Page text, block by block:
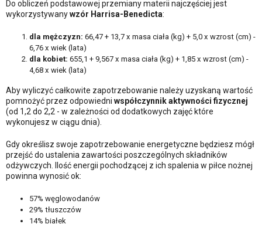
Do obliczeń podstawowej przemiany materii najczęściej jest
wykorzystywanywzór Harrisa-Benedicta:
dla mężczyzn: 66,47 + 13,7 x masa ciała (kg) + 5,0 x wzrost (cm) -
6,76 x wiek (lata)
dla kobiet: 655,1 + 9,567 x masa ciała (kg) + 1,85 x wzrost (cm) -
4,68 x wiek (lata)
Aby wyliczyć całkowite zapotrzebowanie należy uzyskaną wartość
pomnożyć przez odpowiedni współczynnik aktywności fizycznej
(od 1,2 do 2,2 - w zależności od dodatkowych zajęć które
wykonujesz w ciągu dnia).
Gdy określisz swoje zapotrzebowanie energetyczne będziesz mógł
przejść do ustalenia zawartości poszczególnych składników
odżywczych. Ilość energii pochodzącej z ich spalenia w piłce nożnej
powinna wynosić ok:
57% węglowodanów
29% tłuszczów
14% białek